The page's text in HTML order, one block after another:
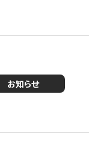
お知らせ